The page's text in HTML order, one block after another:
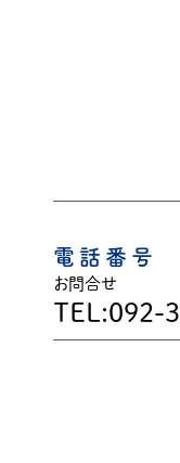
電話番号
お問合せ
TEL:092-